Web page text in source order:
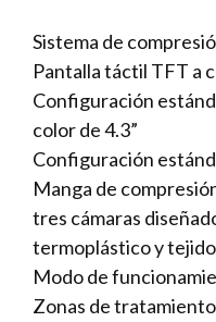
Sistema de
Pantalla táctil TFT a
Configuración
color de 4.3”
Configuración
Manga de
tres cámaras
termoplástico y
Modo de
Zonas de